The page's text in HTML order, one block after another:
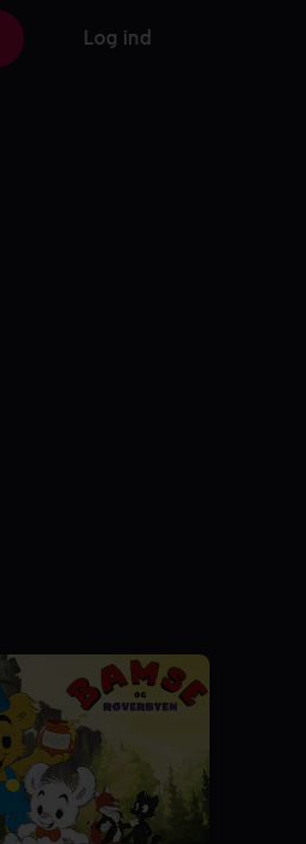
Log ind